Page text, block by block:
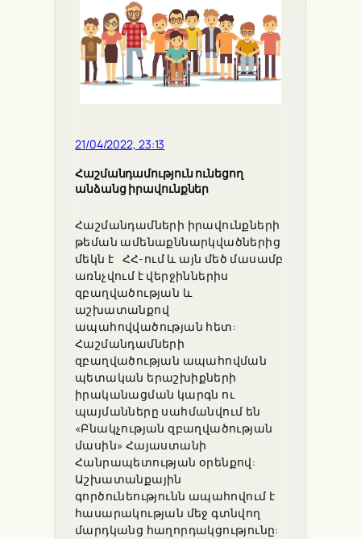
21/04/2022, 23:13
Հաշմանդամություն ունեցող
անձանց իրավունքներ
Հաշմանդամների իրավունքների
թեման ամենաքննարկվածներից
մեկն է ՀՀ-ում և այն մեծ մասամբ
առնչվում է վերջիններիս
զբաղվածության և
աշխատանքով
ապահովվածության հետ:
Հաշմանդամների
զբաղվածության ապահովման
պետական երաշխիքների
իրականացման կարգն ու
պայմանները սահմանվում են
«Բնակչության զբաղվածության
մասին» Հայաստանի
Հանրապետության օրենքով:
Աշխատանքային
գործունեությունն ապահովում է
հասարակության մեջ գտնվող
մարդկանց հաղորդակցությունը: